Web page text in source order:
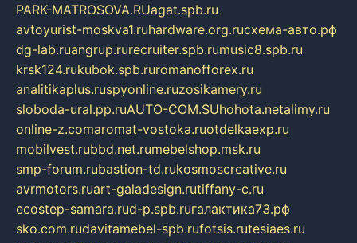
PARK-MATROSOVA.RUagat.spb.ru
avtoyurist-moskva1.ruhardware.org.ruсхема-авто.рф
dg-lab.ruangrup.rurecruiter.spb.rumusic8.spb.ru
krsk124.rukubok.spb.ruromanofforex.ru
analitikaplus.ruspyonline.ruzosikamery.ru
sloboda-ural.pp.ruAUTO-COM.SUhohota.netalimy.ru
online-z.comaromat-vostoka.ruotdelkaexp.ru
mobilvest.rubbd.net.rumebelshop.msk.ru
smp-forum.rubastion-td.rukosmoscreative.ru
avrmotors.ruart-galadesign.rutiffany-c.ru
ecostep-samara.rud-p.spb.ruгалактика73.рф
sko.com.rudavitamebel-spb.rufotsis.rutesiaes.ru